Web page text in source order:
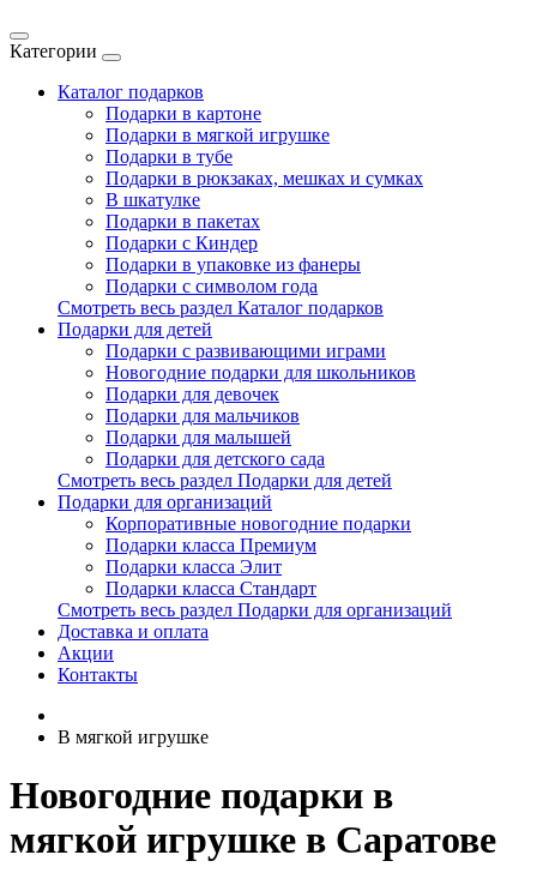
Категории
Каталог подарков
Подарки в картоне
Подарки в мягкой игрушке
Подарки в тубе
Подарки в рюкзаках, мешках и сумках
В шкатулке
Подарки в пакетах
Подарки с Киндер
Подарки в упаковке из фанеры
Подарки с символом года
Смотреть весь раздел Каталог подарков
Подарки для детей
Подарки с развивающими играми
Новогодние подарки для школьников
Подарки для девочек
Подарки для мальчиков
Подарки для малышей
Подарки для детского сада
Смотреть весь раздел Подарки для детей
Подарки для организаций
Корпоративные новогодние подарки
Подарки класса Премиум
Подарки класса Элит
Подарки класса Стандарт
Смотреть весь раздел Подарки для организаций
Доставка и оплата
Акции
Контакты
В мягкой игрушке
Новогодние подарки в
мягкой игрушке в Саратове